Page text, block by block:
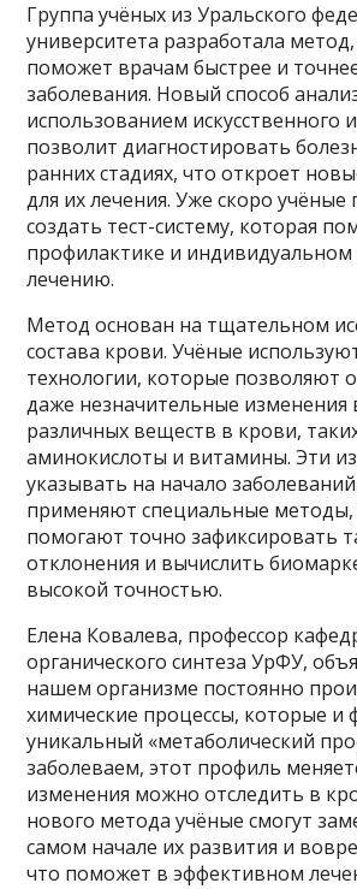
Группа учёных из Уральского
университета разработала
поможет врачам быстрее и
заболевания. Новый способ
использованием искусственного
позволит диагностировать
ранних стадиях, что откроет
для их лечения. Уже скоро
создать тест-систему, которая
профилактике и индивидуальном
лечению.
Метод основан на тщательном
состава крови. Учёные
технологии, которые позволяют
даже незначительные изменения
различных веществ в крови,
аминокислоты и витамины. Эти
указывать на начало
применяют специальные
помогают точно зафиксировать
отклонения и вычислить
высокой точностью.
Елена Ковалева, профессор
органического синтеза УрФУ,
нашем организме постоянно
химические процессы, которые
уникальный «метаболический
заболеваем, этот профиль
изменения можно отследить в
нового метода учёные смогут
самом начале их развития и
что поможет в эффективном